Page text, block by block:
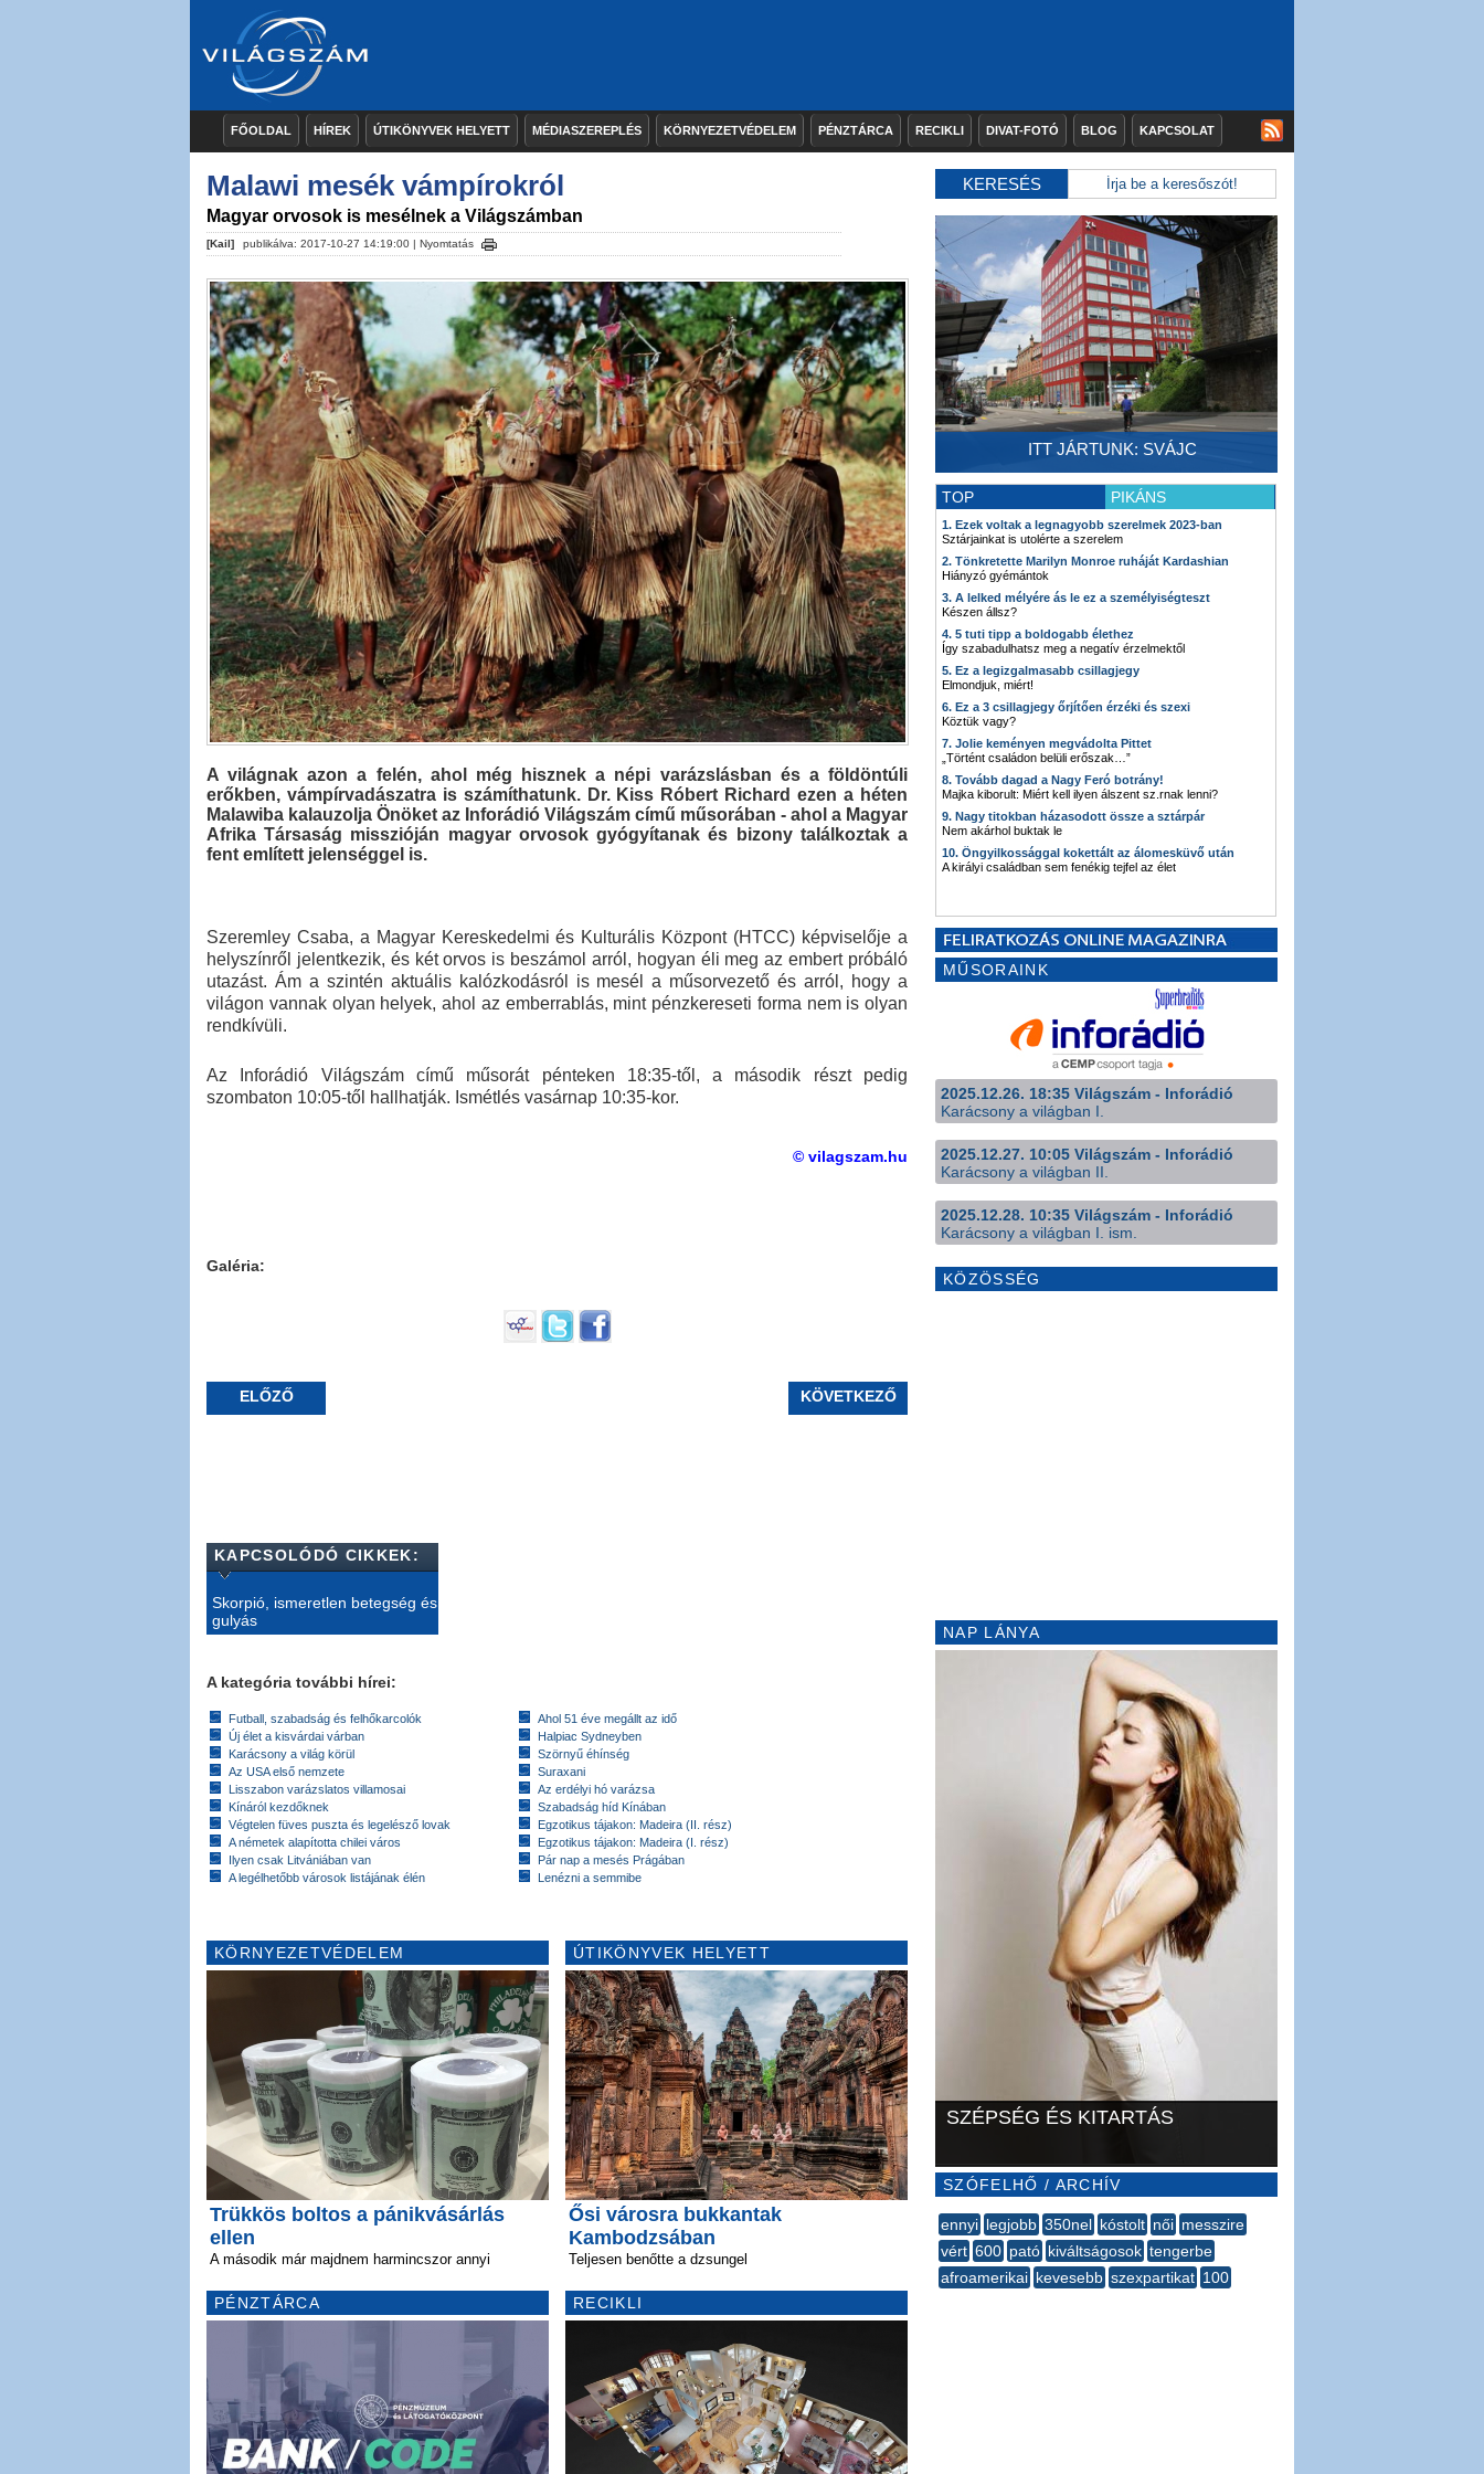
FŐOLDAL HÍREK ÚTIKÖNYVEK HELYETT MÉDIASZEREPLÉS KÖRNYEZETVÉDELEM PÉNZTÁRCA RECIKLI DIVAT-FOTÓ BLOG KAPCSOLAT
Malawi mesék vámpírokról
Magyar orvosok is mesélnek a Világszámban
[Kail] publikálva: 2017-10-27 14:19:00 | Nyomtatás
A világnak azon a felén, ahol még hisznek a népi varázslásban és a földöntúli
erőkben, vámpírvadászatra is számíthatunk. Dr. Kiss Róbert Richard ezen a héten
Malawiba kalauzolja Önöket az Inforádió Világszám című műsorában - ahol a Magyar
Afrika Társaság misszióján magyar orvosok gyógyítanak és bizony találkoztak a
fent említett jelenséggel is.
Szeremley Csaba, a Magyar Kereskedelmi és Kulturális Központ (HTCC) képviselője a
helyszínről jelentkezik, és két orvos is beszámol arról, hogyan éli meg az embert próbáló
utazást. Ám a szintén aktuális kalózkodásról is mesél a műsorvezető és arról, hogy a
világon vannak olyan helyek, ahol az emberrablás, mint pénzkereseti forma nem is olyan
rendkívüli.
Az Inforádió Világszám című műsorát pénteken 18:35-től, a második részt pedig
szombaton 10:05-től hallhatják. Ismétlés vasárnap 10:35-kor.
© vilagszam.hu
Galéria:
ELŐZŐ KÖVETKEZŐ
KAPCSOLÓDÓ CIKKEK:
Skorpió, ismeretlen betegség és
gulyás
A kategória további hírei:
Futball, szabadság és felhőkarcolók
Új élet a kisvárdai várban
Karácsony a világ körül
Az USA első nemzete
Lisszabon varázslatos villamosai
Kínáról kezdőknek
Végtelen füves puszta és legelésző lovak
A németek alapította chilei város
Ilyen csak Litvániában van
A legélhetőbb városok listájának élén
Ahol 51 éve megállt az idő
Halpiac Sydneyben
Szörnyű éhínség
Suraxani
Az erdélyi hó varázsa
Szabadság híd Kínában
Egzotikus tájakon: Madeira (II. rész)
Egzotikus tájakon: Madeira (I. rész)
Pár nap a mesés Prágában
Lenézni a semmibe
KÖRNYEZETVÉDELEM
Trükkös boltos a pánikvásárlás
ellen
A második már majdnem harmincszor annyi
PÉNZTÁRCA
ÚTIKÖNYVEK HELYETT
Ősi városra bukkantak
Kambodzsában
Teljesen benőtte a dzsungel
RECIKLI
KERESÉS
ITT JÁRTUNK: SVÁJC
TOP PIKÁNS
1. Ezek voltak a legnagyobb szerelmek 2023-ban
Sztárjainkat is utolérte a szerelem
2. Tönkretette Marilyn Monroe ruháját Kardashian
Hiányzó gyémántok
3. A lelked mélyére ás le ez a személyiségteszt
Készen állsz?
4. 5 tuti tipp a boldogabb élethez
Így szabadulhatsz meg a negatív érzelmektől
5. Ez a legizgalmasabb csillagjegy
Elmondjuk, miért!
6. Ez a 3 csillagjegy őrjítően érzéki és szexi
Köztük vagy?
7. Jolie keményen megvádolta Pittet
„Történt családon belüli erőszak…”
8. Tovább dagad a Nagy Feró botrány!
Majka kiborult: Miért kell ilyen álszent sz.rnak lenni?
9. Nagy titokban házasodott össze a sztárpár
Nem akárhol buktak le
10. Öngyilkossággal kokettált az álomesküvő után
A királyi családban sem fenékig tejfel az élet
MŰSORAINK
2025.12.26. 18:35 Világszám - Inforádió
Karácsony a világban I.
2025.12.27. 10:05 Világszám - Inforádió
Karácsony a világban II.
2025.12.28. 10:35 Világszám - Inforádió
Karácsony a világban I. ism.
KÖZÖSSÉG
NAP LÁNYA
SZÉPSÉG ÉS KITARTÁS
SZÓFELHŐ / ARCHÍV
ennyi legjobb 350nel kóstolt női messzire
vért 600 pató kiváltságosok tengerbe
afroamerikai kevesebb szexpartikat 100